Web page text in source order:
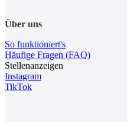
Über uns
So funktioniert's
Häufige Fragen (FAQ)
Stellenanzeigen
Instagram
TikTok